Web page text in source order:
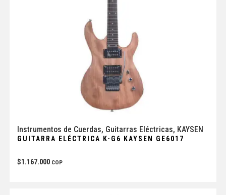
Instrumentos de Cuerdas, Guitarras Eléctricas, KAYSEN
GUITARRA ELÉCTRICA K-G6 KAYSEN GE6017
$1.167.000 COP